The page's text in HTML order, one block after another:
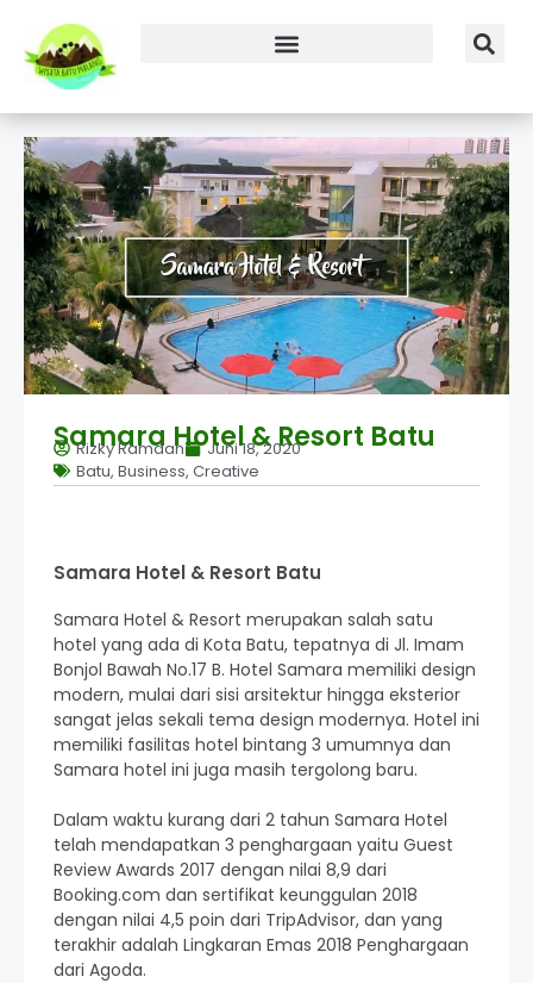
Samara Hotel & Resort Batu
Rizky Ramdan
Juni 18, 2020
Batu, Business, Creative
Samara Hotel & Resort Batu
Samara Hotel & Resort merupakan salah satu
hotel yang ada di Kota Batu, tepatnya di Jl. Imam
Bonjol Bawah No.17 B. Hotel Samara memiliki design
modern, mulai dari sisi arsitektur hingga eksterior
sangat jelas sekali tema design modernya. Hotel ini
memiliki fasilitas hotel bintang 3 umumnya dan
Samara hotel ini juga masih tergolong baru.
Dalam waktu kurang dari 2 tahun Samara Hotel
telah mendapatkan 3 penghargaan yaitu Guest
Review Awards 2017 dengan nilai 8,9 dari
Booking.com dan sertifikat keunggulan 2018
dengan nilai 4,5 poin dari TripAdvisor, dan yang
terakhir adalah Lingkaran Emas 2018 Penghargaan
dari Agoda.